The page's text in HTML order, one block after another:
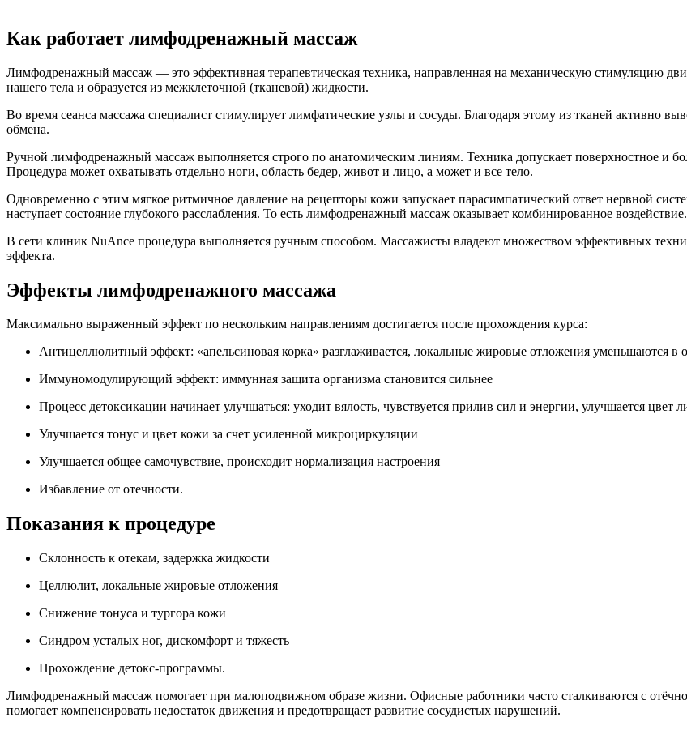
Как работает лимфодренажный массаж
Лимфодренажный массаж — это эффективная терапевтическая техника, направленная на механическую стимуляцию
нашего тела и образуется из межклеточной (тканевой) жидкости.
Во время сеанса массажа специалист стимулирует лимфатические узлы и сосуды. Благодаря этому из тканей активно
обмена.
Ручной лимфодренажный массаж выполняется строго по анатомическим линиям. Техника допускает поверхностное и
Процедура может охватывать отдельно ноги, область бедер, живот и лицо, а может и все тело.
Одновременно с этим мягкое ритмичное давление на рецепторы кожи запускает парасимпатический ответ нервной
наступает состояние глубокого расслабления. То есть лимфодренажный массаж оказывает комбинированное воздействие.
В сети клиник NuAnce процедура выполняется ручным способом. Массажисты владеют множеством эффективных
эффекта.
Эффекты лимфодренажного массажа
Максимально выраженный эффект по нескольким направлениям достигается после прохождения курса:
Антицеллюлитный эффект: «апельсиновая корка» разглаживается, локальные жировые отложения уменьшаются в
Иммуномодулирующий эффект: иммунная защита организма становится сильнее
Процесс детоксикации начинает улучшаться: уходит вялость, чувствуется прилив сил и энергии, улучшается цвет
Улучшается тонус и цвет кожи за счет усиленной микроциркуляции
Улучшается общее самочувствие, происходит нормализация настроения
Избавление от отечности.
Показания к процедуре
Склонность к отекам, задержка жидкости
Целлюлит, локальные жировые отложения
Снижение тонуса и тургора кожи
Синдром усталых ног, дискомфорт и тяжесть
Прохождение детокс-программы.
Лимфодренажный массаж помогает при малоподвижном образе жизни. Офисные работники часто сталкиваются с
помогает компенсировать недостаток движения и предотвращает развитие сосудистых нарушений.